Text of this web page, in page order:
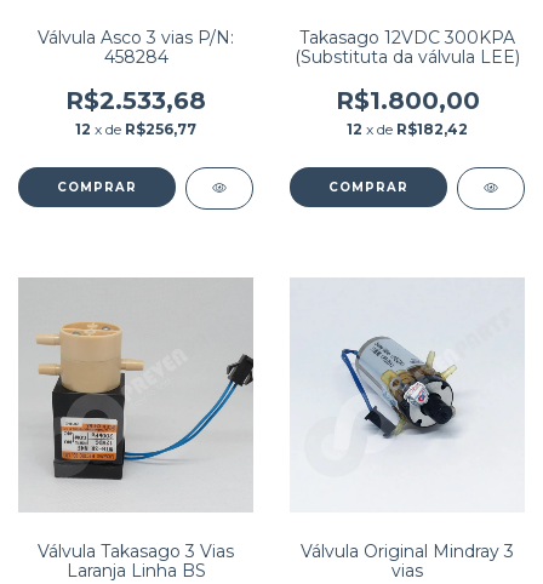
Válvula Asco 3 vias P/N:
458284
R$2.533,68
12 x de R$256,77
Takasago 12VDC 300KPA
(Substituta da válvula LEE)
R$1.800,00
12 x de R$182,42
Válvula Takasago 3 Vias
Laranja Linha BS
Válvula Original Mindray 3
vias